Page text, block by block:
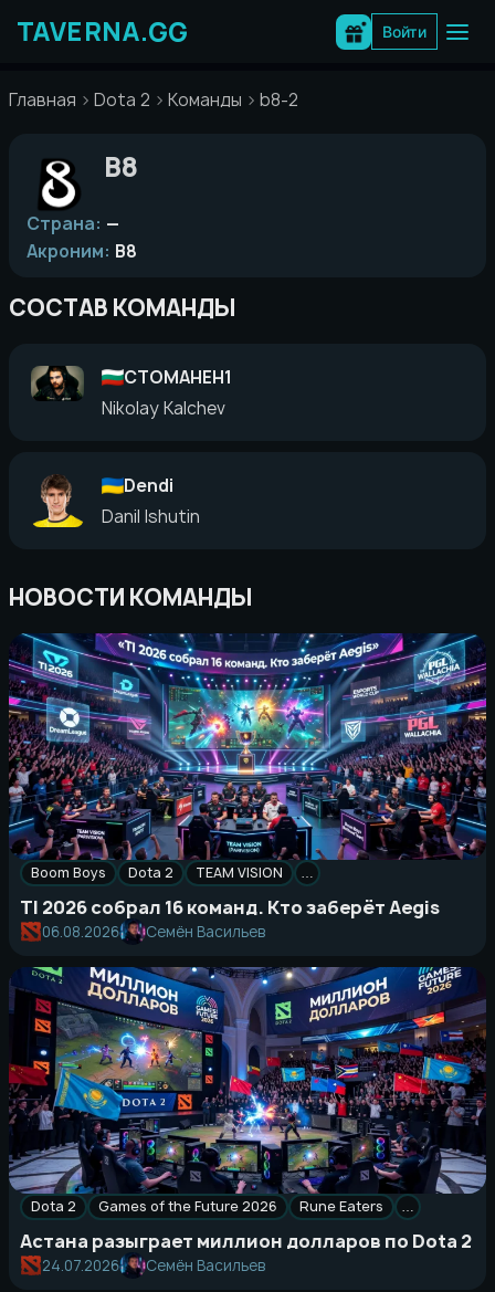
содержимому
Войти
Главная Dota 2 Команды b8-2
B8
Страна: —
Акроним: B8
СОСТАВ КОМАНДЫ
CTOMAHEH1
Nikolay Kalchev
Dendi
Danil Ishutin
НОВОСТИ КОМАНДЫ
Boom Boys Dota 2 TEAM VISION …
TI 2026 собрал 16 команд. Кто заберёт Aegis
06.08.2026 Семён Васильев
Dota 2 Games of the Future 2026 Rune Eaters …
Астана разыграет миллион долларов по Dota 2
24.07.2026 Семён Васильев